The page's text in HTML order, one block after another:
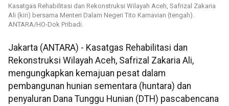
Kasatgas Rehabilitasi dan Rekonstruksi Wilayah Aceh, Safrizal Zakaria
Ali (kiri) bersama Menteri Dalam Negeri Tito Karnavian (tengah).
ANTARA/HO-Dok Pribadi.
Jakarta (ANTARA) - Kasatgas Rehabilitasi dan
Rekonstruksi Wilayah Aceh, Safrizal Zakaria Ali,
mengungkapkan kemajuan pesat dalam
pembangunan hunian sementara (huntara) dan
penyaluran Dana Tunggu Hunian (DTH) pascabencana